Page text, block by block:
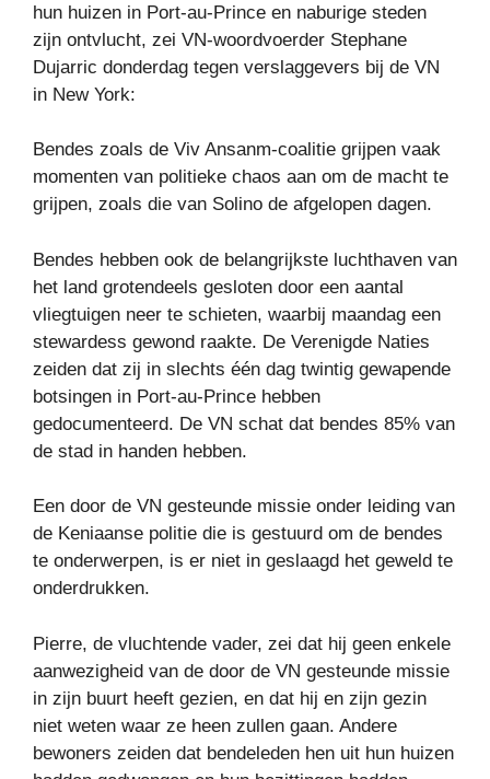
hun huizen in Port-au-Prince en naburige steden
zijn ontvlucht, zei VN-woordvoerder Stephane
Dujarric donderdag tegen verslaggevers bij de VN
in New York:
Bendes zoals de Viv Ansanm-coalitie grijpen vaak
momenten van politieke chaos aan om de macht te
grijpen, zoals die van Solino de afgelopen dagen.
Bendes hebben ook de belangrijkste luchthaven van
het land grotendeels gesloten door een aantal
vliegtuigen neer te schieten, waarbij maandag een
stewardess gewond raakte. De Verenigde Naties
zeiden dat zij in slechts één dag twintig gewapende
botsingen in Port-au-Prince hebben
gedocumenteerd. De VN schat dat bendes 85% van
de stad in handen hebben.
Een door de VN gesteunde missie onder leiding van
de Keniaanse politie die is gestuurd om de bendes
te onderwerpen, is er niet in geslaagd het geweld te
onderdrukken.
Pierre, de vluchtende vader, zei dat hij geen enkele
aanwezigheid van de door de VN gesteunde missie
in zijn buurt heeft gezien, en dat hij en zijn gezin
niet weten waar ze heen zullen gaan. Andere
bewoners zeiden dat bendeleden hen uit hun huizen